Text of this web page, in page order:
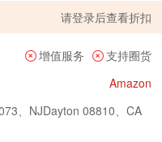
请登录后查看折扣
增值服务
支持圈货
Amazon
、NJDayton 08810、CA